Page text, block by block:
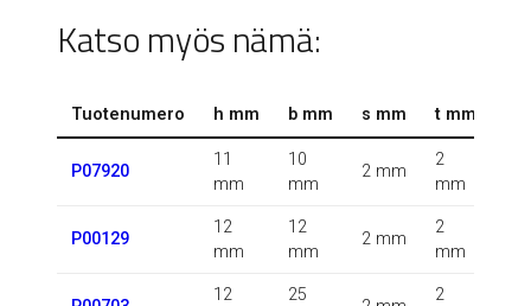
Katso myös nämä:
Tuotenumero h mm b mm s mm t mm
P07920
11
mm
10
mm
2 mm
2
mm
P00129
12
mm
12
mm
2 mm
2
mm
12
25
2